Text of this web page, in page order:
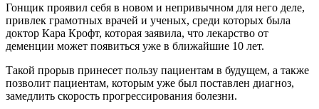
Гонщик проявил себя в новом и непривычном для него деле,
привлек грамотных врачей и ученых, среди которых была
доктор Кара Крофт, которая заявила, что лекарство от
деменции может появиться уже в ближайшие 10 лет.
Такой прорыв принесет пользу пациентам в будущем, а также
позволит пациентам, которым уже был поставлен диагноз,
замедлить скорость прогрессирования болезни.